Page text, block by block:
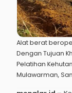
Alat berat
Dengan Tujuan
Pelatihan
Mulawarman,